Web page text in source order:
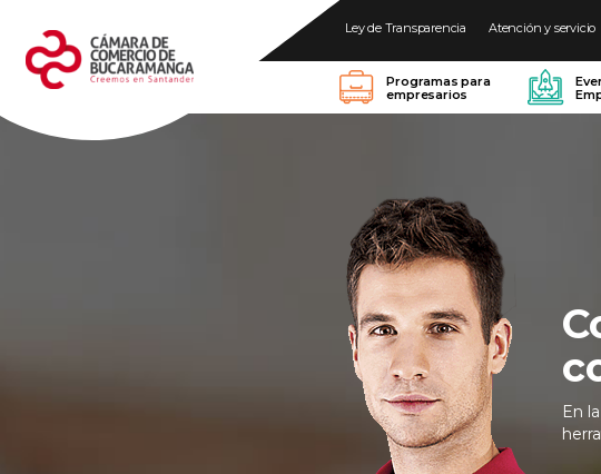
Ley de Transparencia Atención y servicio
Programas para
empresarios
En